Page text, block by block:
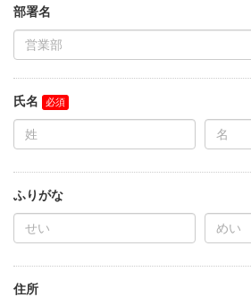
部署名
氏名
ふりがな
住所